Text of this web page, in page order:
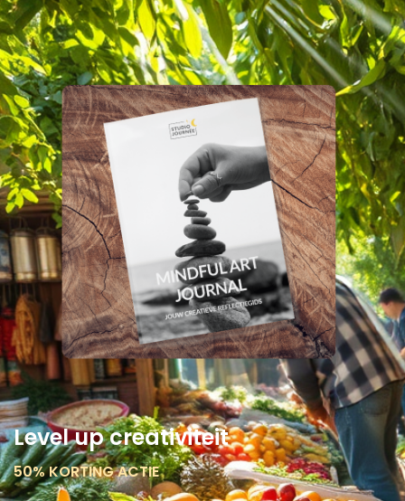
Level up creativiteit
50% KORTING ACTIE